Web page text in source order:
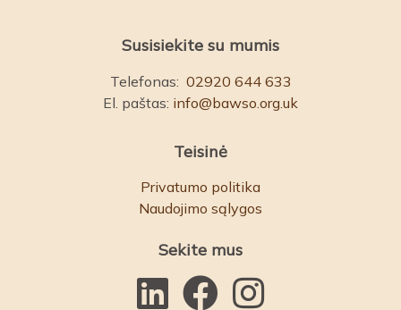
Susisiekite su mumis
Telefonas: 02920 644 633
El. paštas: info@bawso.org.uk
Teisinė
Privatumo politika
Naudojimo sąlygos
Sekite mus